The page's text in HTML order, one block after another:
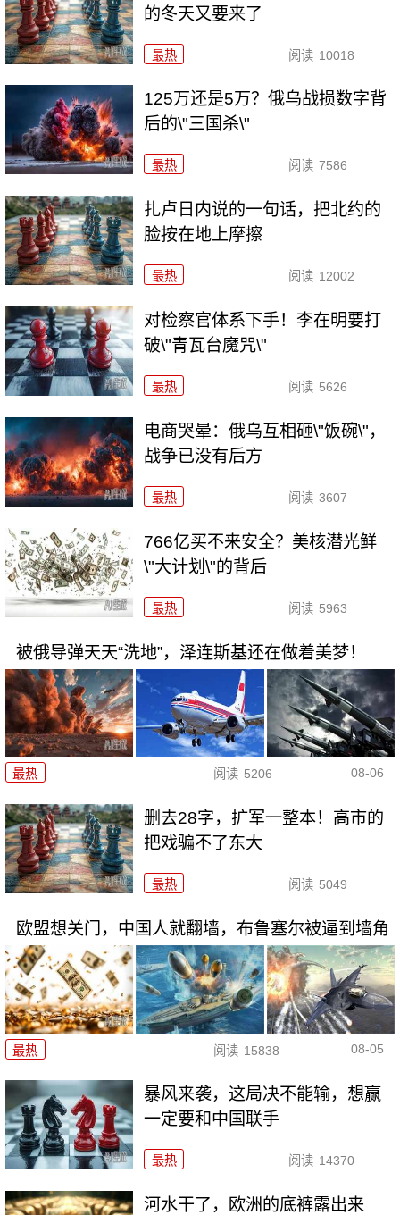
的冬天又要来了
最热 阅读 10018
125万还是5万？俄乌战损数字背
后的\"三国杀\"
最热 阅读 7586
扎卢日内说的一句话，把北约的
脸按在地上摩擦
最热 阅读 12002
对检察官体系下手！李在明要打
破\"青瓦台魔咒\"
最热 阅读 5626
电商哭晕：俄乌互相砸\"饭碗\"，
战争已没有后方
最热 阅读 3607
766亿买不来安全？美核潜光鲜
\"大计划\"的背后
最热 阅读 5963
被俄导弹天天“洗地”，泽连斯基还在做着美梦！
最热 阅读 5206 08-06
删去28字，扩军一整本！高市的
把戏骗不了东大
最热 阅读 5049
欧盟想关门，中国人就翻墙，布鲁塞尔被逼到墙角
最热 阅读 15838 08-05
暴风来袭，这局决不能输，想赢
一定要和中国联手
最热 阅读 14370
河水干了，欧洲的底裤露出来